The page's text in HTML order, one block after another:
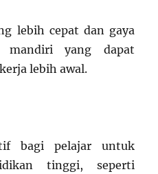
lebih cepat dan gaya
yang dapat
lebih awal.
bagi pelajar untuk
tinggi, seperti